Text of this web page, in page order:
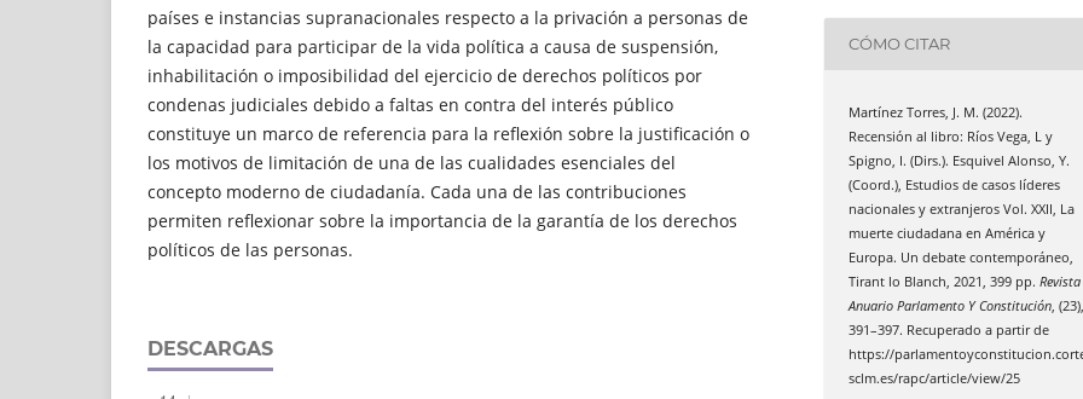
países e instancias supranacionales respecto a la privación a personas de
la capacidad para participar de la vida política a causa de suspensión,
inhabilitación o imposibilidad del ejercicio de derechos políticos por
condenas judiciales debido a faltas en contra del interés público
constituye un marco de referencia para la reflexión sobre la justificación o
los motivos de limitación de una de las cualidades esenciales del
concepto moderno de ciudadanía. Cada una de las contribuciones
permiten reflexionar sobre la importancia de la garantía de los derechos
políticos de las personas.
DESCARGAS
CÓMO CITAR
Martínez Torres, J. M. (2022).
Recensión al libro: Ríos Vega, L y
Spigno, I. (Dirs.). Esquivel Alonso, Y.
(Coord.), Estudios de casos líderes
nacionales y extranjeros Vol. XXII, La
muerte ciudadana en América y
Europa. Un debate contemporáneo,
Tirant lo Blanch, 2021, 399 pp.Revista
Anuario Parlamento Y Constitución,
391–397. Recuperado a partir de
https://
sclm.es/rapc/article/view/25